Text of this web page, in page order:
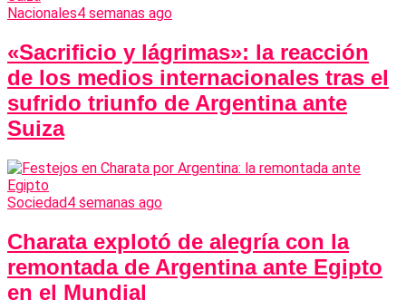
Nacionales4 semanas ago
«Sacrificio y lágrimas»: la reacción
de los medios internacionales tras el
sufrido triunfo de Argentina ante
Suiza
Sociedad4 semanas ago
Charata explotó de alegría con la
remontada de Argentina ante Egipto
en el Mundial